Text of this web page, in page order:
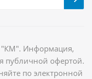
Информация,
публичной офертой.
по электронной